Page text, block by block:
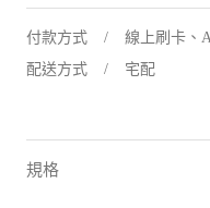
付款方式
線上刷卡、
配送方式
宅配
規格